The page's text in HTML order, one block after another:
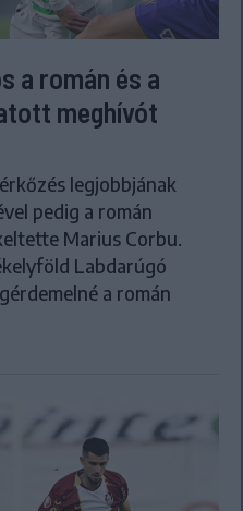
a román és a
meghívót
legjobbjának
pedig a román
Marius Corbu.
Labdarúgó
a román